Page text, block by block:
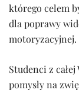
którego celem
dla poprawy
motoryzacyjnej.
Studenci z
pomysły na